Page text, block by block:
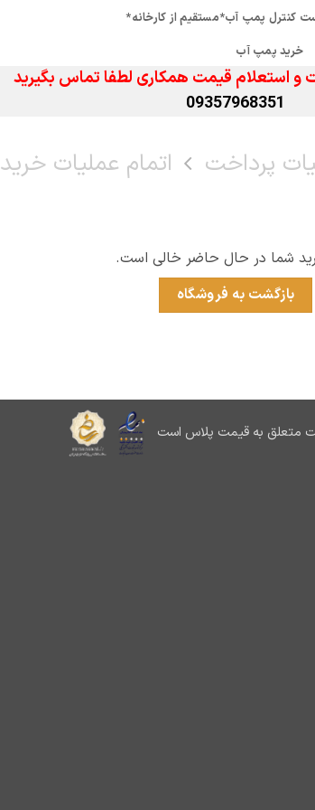
کنترل پمپ آب*مستقیم از کارخانه*
خرید پمپ آب
و استعلام قیمت همکاری لطفا تماس بگیرید
09357968351
پرداخت اتمام عملیات خرید
شما در حال حاضر خالی است.
بازگشت به فروشگاه
متعلق به قیمت پلاس است